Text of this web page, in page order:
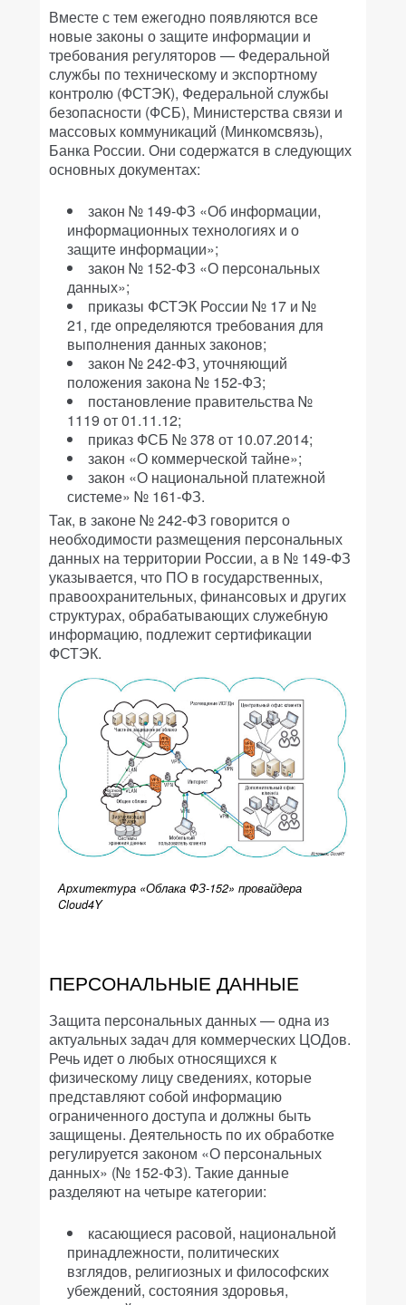
Вместе с тем ежегодно появляются все
новые законы о защите информации и
требования регуляторов — Федеральной
службы по техническому и экспортному
контролю (ФСТЭК), Федеральной службы
безопасности (ФСБ), Министерства связи и
массовых коммуникаций (Минкомсвязь),
Банка России. Они содержатся в следующих
основных документах:
закон № 149-ФЗ «Об информации,
информационных технологиях и о
защите информации»;
закон № 152-ФЗ «О персональных
данных»;
приказы ФСТЭК России № 17 и №
21, где определяются требования для
выполнения данных законов;
закон № 242-ФЗ, уточняющий
положения закона № 152-ФЗ;
постановление правительства №
1119 от 01.11.12;
приказ ФСБ № 378 от 10.07.2014;
закон «О коммерческой тайне»;
закон «О национальной платежной
системе» № 161-ФЗ.
Так, в законе № 242-ФЗ говорится о
необходимости размещения персональных
данных на территории России, а в № 149-ФЗ
указывается, что ПО в государственных,
правоохранительных, финансовых и других
структурах, обрабатывающих служебную
информацию, подлежит сертификации
ФСТЭК.
Архитектура «Облака ФЗ-152» провайдера
Cloud4Y
ПЕРСОНАЛЬНЫЕ ДАННЫЕ
Защита персональных данных — одна из
актуальных задач для коммерческих ЦОДов.
Речь идет о любых относящихся к
физическому лицу сведениях, которые
представляют собой информацию
ограниченного доступа и должны быть
защищены. Деятельность по их обработке
регулируется законом «О персональных
данных» (№ 152-ФЗ). Такие данные
разделяют на четыре категории:
касающиеся расовой, национальной
принадлежности, политических
взглядов, религиозных и философских
убеждений, состояния здоровья,